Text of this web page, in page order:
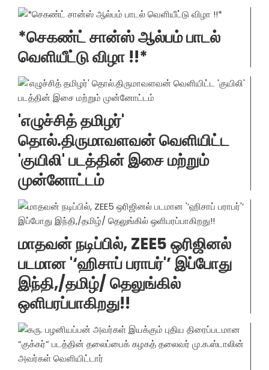
*செகண்ட் சான்ஸ் ஆல்பம் பாடல்
வெளியீட்டு விழா !!*
'எழுச்சித் தமிழர்'
தொல்.திருமாவளவன் வெளியிட்ட
'குயிலி' படத்தின் இசை மற்றும்
முன்னோட்டம்
மாதவன் நடிப்பில், ZEE5 ஒரிஜினல்
படமான '‘ஹிசாப் பராபர்'’ இப்போது
இந்தி,/தமிழ்/ தெலுங்கில்
ஒளிபரப்பாகிறது!!